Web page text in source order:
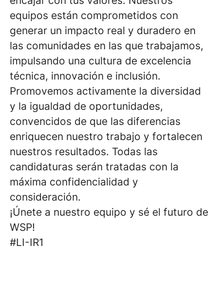
equipos están comprometidos con
generar un impacto real y duradero en
las comunidades en las que trabajamos,
impulsando una cultura de excelencia
técnica, innovación e inclusión.
Promovemos activamente la diversidad
y la igualdad de oportunidades,
convencidos de que las diferencias
enriquecen nuestro trabajo y fortalecen
nuestros resultados. Todas las
candidaturas serán tratadas con la
máxima confidencialidad y
consideración.
¡Únete a nuestro equipo y sé el futuro de
WSP!
#LI-IR1